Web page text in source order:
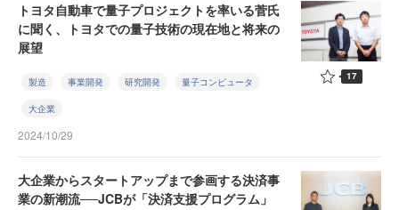
トヨタ自動車で量子プロジェクトを率いる菅氏
に聞く、トヨタでの量子技術の現在地と将来の
展望
製造 事業開発 研究開発 量子コンピュータ
大企業
2024/10/29
17
大企業からスタートアップまで参画する決済事
業の新潮流──JCBが「決済支援プログラム」